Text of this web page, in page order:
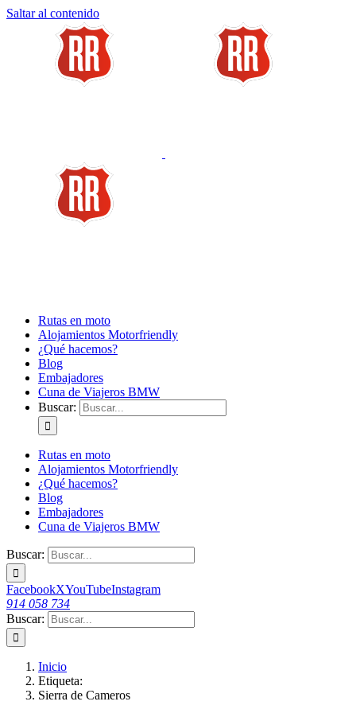
Saltar al contenido
Rutas en moto
Alojamientos Motorfriendly
¿Qué hacemos?
Blog
Embajadores
Cuna de Viajeros BMW
Buscar:
Rutas en moto
Alojamientos Motorfriendly
¿Qué hacemos?
Blog
Embajadores
Cuna de Viajeros BMW
Buscar:
FacebookXYouTubeInstagram
914 058 734
Buscar:
Inicio
Etiqueta:
Sierra de Cameros